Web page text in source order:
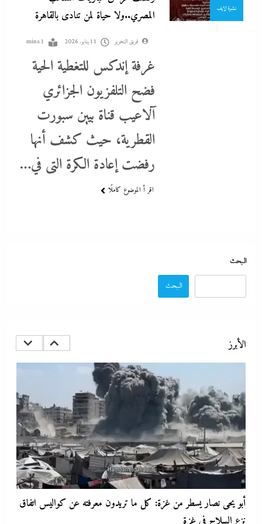
نشرة لايف
المصري..ولا حياة لمن تنادى بالقاهرة
فريق التحرير 11 يناير، 2026 1 mins
غرفة إندكس للتغطية الحية
فضح التلفزيون الجزائري
آلاعيب قناة بيين سبورت
القطرية، حيث كشف أنها
رفضت إعادة الكرة التى في…
اقر أ الموضوع كاملًا
البحث
البحث
الأبرز
مدبولي:”مخزون مصر يكفي سنة كاملة”..وارتفاع قياسي في الاحتياطي
أبو يحى نصار يسطر من غزة: كل ما تريدون معرفته عن كواليس اتفاق